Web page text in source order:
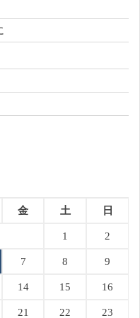
金 土 日
1 2
7 8 9
14 15 16
21 22 23